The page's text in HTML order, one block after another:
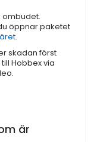
ombudet.
öppnar paketet
.
skadan först
Hobbex via
är